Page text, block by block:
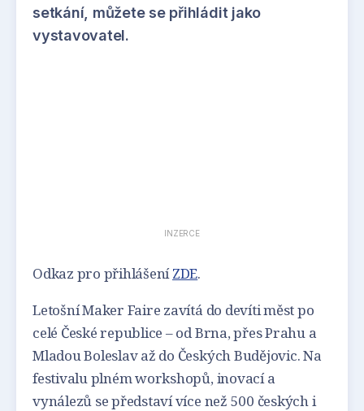
setkání, můžete se přihládit jako
vystavovatel.
INZERCE
Odkaz pro přihlášeníZDE.
Letošní Maker Faire zavítá do devíti měst po
celé České republice – od Brna, přes Prahu a
Mladou Boleslav až do Českých Budějovic. Na
festivalu plném workshopů, inovací a
vynálezů se představí více než 500 českých i